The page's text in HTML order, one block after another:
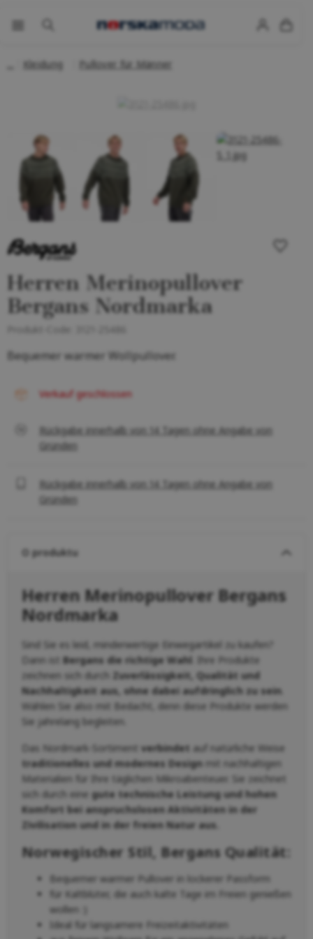
Kleidung Pullover für Männer
Herren Merinopullover
Bergans Nordmarka
Bequemer warmer Wollpullover.
Verkauf geschlossen
Rückgabe innerhalb von 14 Tagen ohne Angabe von
Gründen
Rückgabe innerhalb von 14 Tagen ohne Angabe von
Gründen
O produktu
Herren Merinopullover Bergans
Nordmarka
Sind Sie es leid, minderwertige Einwegartikel zu kaufen?
Dann ist Bergans die richtige Wahl . Ihre Produkte
zeichnen sich durch Zuverlässigkeit, Qualität und
Nachhaltigkeit aus, ohne dabei aufdringlich zu sein
Wählen Sie also mit Bedacht, denn diese Produkte werden
Sie jahrelang begleiten.
Das Nordmark-Sortiment verbindet auf natürliche Weise
traditionelles und modernes Design mit nachhaltigen
Materialien für Ihre täglichen Mikroabenteuer. Sie zeichnet
sich durch eine gute technische Leistung und hohen
Komfort bei anspruchslosen Aktivitäten in der
Zivilisation und in der freien Natur aus.
Norwegischer Stil, Bergans Qualität:
Bequemer warmer Pullover in lockerer Passform
für Kaltblüter, die auch kalte Tage im Freien genießen
wollen :)
Ideal für langsamere Freizeitaktivitäten